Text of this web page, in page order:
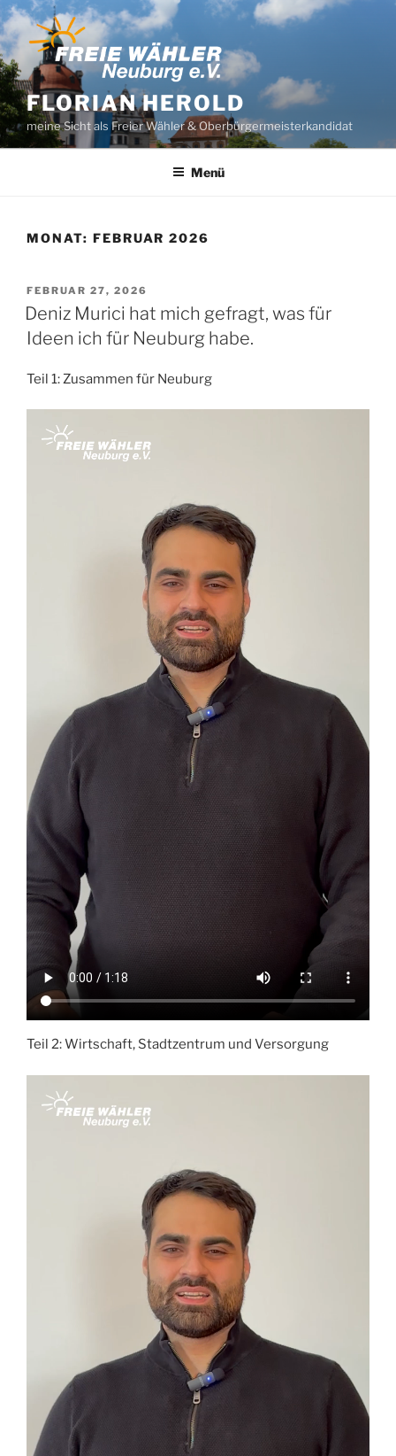
Zum
Inhalt
springen
FLORIAN HEROLD
meine Sicht als Freier Wähler & Oberbürgermeisterkandidat
Menü
MONAT: FEBRUAR 2026
VERÖFFENTLICHT
AM
FEBRUAR 27, 2026
Deniz Murici hat mich gefragt, was für
Ideen ich für Neuburg habe.
Teil 1: Zusammen für Neuburg
Teil 2: Wirtschaft, Stadtzentrum und Versorgung